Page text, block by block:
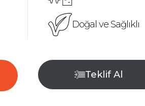
Doğal ve Sağlıklı
Teklif Al